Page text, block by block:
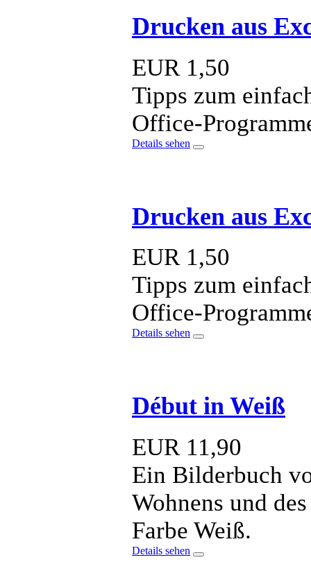
Drucken aus
EUR1,50
Tipps zum
Office-
Details sehen
Drucken aus
EUR1,50
Tipps zum
Office-
Details sehen
Début in Weiß
EUR 11,90
Ein Bilderbuch
Wohnens und
Farbe Weiß.
Details sehen